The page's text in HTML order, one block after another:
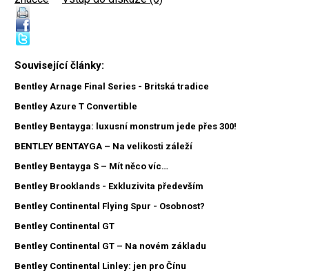
Související články:
Bentley Arnage Final Series - Britská tradice
Bentley Azure T Convertible
Bentley Bentayga: luxusní monstrum jede přes 300!
BENTLEY BENTAYGA – Na velikosti záleží
Bentley Bentayga S – Mít něco víc…
Bentley Brooklands - Exkluzivita především
Bentley Continental Flying Spur - Osobnost?
Bentley Continental GT
Bentley Continental GT – Na novém základu
Bentley Continental Linley: jen pro Čínu